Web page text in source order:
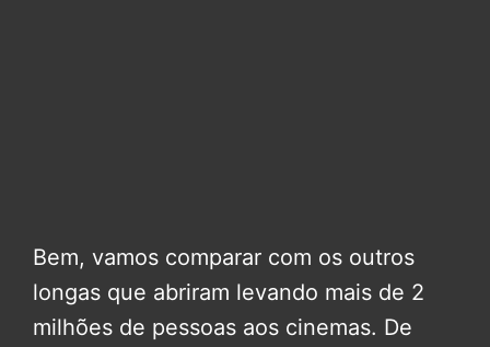
Bem, vamos comparar com os outros
longas que abriram levando mais de 2
milhões de pessoas aos cinemas. De